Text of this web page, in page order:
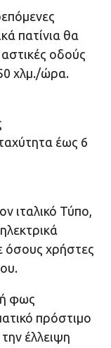
πατίνια θα
αστικές οδούς
χλμ./ώρα.
έως 6
ιταλικό Τύπο,
όσους χρήστες
ή φως
πρόστιμο
έλλειψη